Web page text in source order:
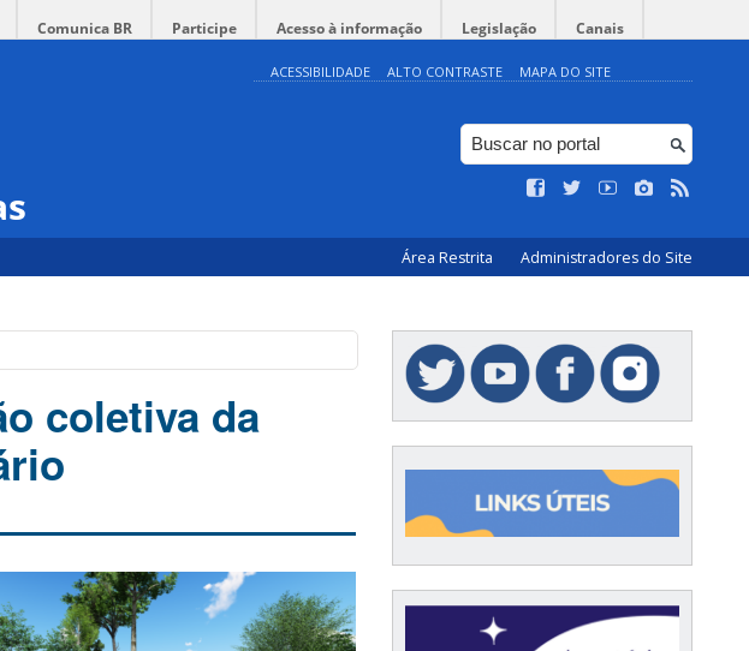
Comunica BR Participe Acesso à informação Legislação Canais
ACESSIBILIDADE ALTO CONTRASTE MAPA DO SITE
Área Restrita Administradores do Site
coletiva da